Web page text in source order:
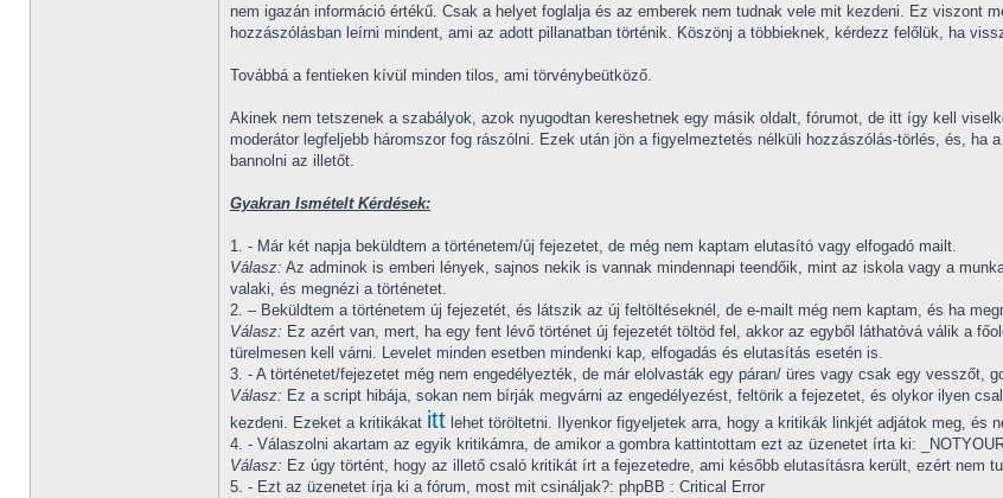
nem igazán információ értékű. Csak a helyet foglalja és az emberek nem tudnak vele mit kezdeni. Ez viszont
hozzászólásban leírni mindent, ami az adott pillanatban történik. Köszönj a többieknek, kérdezz felőlük, ha
Továbbá a fentieken kívül minden tilos, ami törvénybeütköző.
Akinek nem tetszenek a szabályok, azok nyugodtan kereshetnek egy másik oldalt, fórumot, de itt így kell
moderátor legfeljebb háromszor fog rászólni. Ezek után jön a figyelmeztetés nélküli hozzászólás-törlés, és,
bannolni az illetőt.
Gyakran Ismételt Kérdések:
1. - Már két napja beküldtem a történetem/új fejezetet, de még nem kaptam elutasító vagy elfogadó mailt.
Válasz: Az adminok is emberi lények, sajnos nekik is vannak mindennapi teendőik, mint az iskola vagy a
valaki, és megnézi a történetet.
2. – Beküldtem a történetem új fejezetét, és látszik az új feltöltéseknél, de e-mailt még nem kaptam, és ha
Válasz: Ez azért van, mert, ha egy fent lévő történet új fejezetét töltöd fel, akkor az egyből láthatóvá válik a
türelmesen kell várni. Levelet minden esetben mindenki kap, elfogadás és elutasítás esetén is.
3. - A történetet/fejezetet még nem engedélyezték, de már elolvasták egy páran/ üres vagy csak egy vesszőt,
Válasz: Ez a script hibája, sokan nem bírják megvárni az engedélyezést, feltörik a fejezetet, és olykor ilyen
kezdeni. Ezeket a kritikákat itt lehet töröltetni. Ilyenkor figyeljetek arra, hogy a kritikák linkjét adjátok meg,
4. - Válaszolni akartam az egyik kritikámra, de amikor a gombra kattintottam ezt az üzenetet írta ki:
Válasz: Ez úgy történt, hogy az illető csaló kritikát írt a fejezetedre, ami később elutasításra került, ezért nem
5. - Ezt az üzenetet írja ki a fórum, most mit csináljak?: phpBB : Critical Error